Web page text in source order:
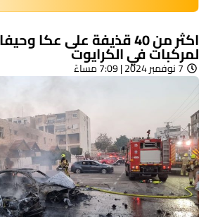
اكثر من 40 قذيفة على عكا
لمركبات في الكرايوت
7 نوفمبر 2024 | 7:09 مساءً